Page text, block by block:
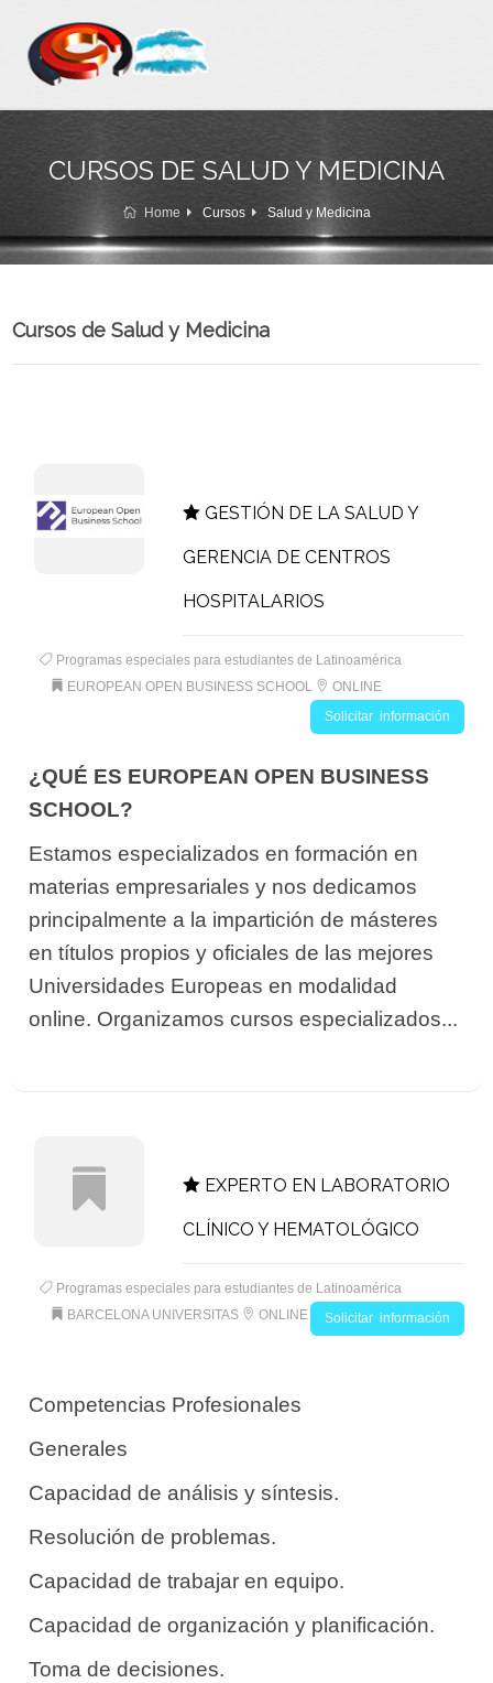
CURSOS DE SALUD Y MEDICINA
Home Cursos Salud y Medicina
Cursos de Salud y Medicina
GESTIÓN DE LA SALUD Y
GERENCIA DE CENTROS
HOSPITALARIOS
Programas especiales para estudiantes de Latinoamérica
EUROPEAN OPEN BUSINESS SCHOOL
ONLINE
Solicitar información
¿QUÉ ES EUROPEAN OPEN BUSINESS
SCHOOL?
Estamos especializados en formación en
materias empresariales y nos dedicamos
principalmente a la impartición de másteres
en títulos propios y oficiales de las mejores
Universidades Europeas en modalidad
online. Organizamos cursos especializados...
EXPERTO EN LABORATORIO
CLÍNICO Y HEMATOLÓGICO
Programas especiales para estudiantes de Latinoamérica
BARCELONA UNIVERSITAS
ONLINE Solicitar información
Competencias Profesionales
Generales
Capacidad de análisis y síntesis.
Resolución de problemas.
Capacidad de trabajar en equipo.
Capacidad de organización y planificación.
Toma de decisiones.